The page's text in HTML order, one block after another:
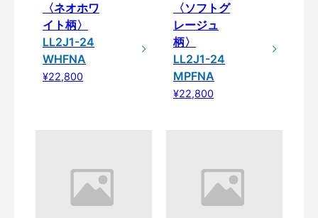
〈ネオホワ
イト柄〉
LL2J1-24
WHFNA
¥22,800
〈ソフトグ
レージュ
柄〉
LL2J1-24
MPFNA
¥22,800